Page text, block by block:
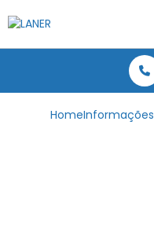
HomeInformações